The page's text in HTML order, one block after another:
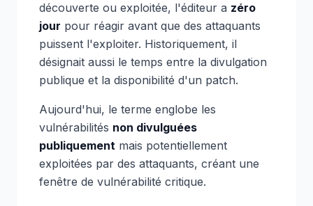
découverte ou exploitée, l'éditeur a zéro
jour pour réagir avant que des attaquants
puissent l'exploiter. Historiquement, il
désignait aussi le temps entre la divulgation
publique et la disponibilité d'un patch.
Aujourd'hui, le terme englobe les
vulnérabilités non divulguées
publiquement mais potentiellement
exploitées par des attaquants, créant une
fenêtre de vulnérabilité critique.